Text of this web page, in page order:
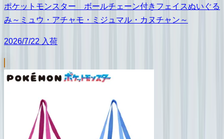
ポケットモンスター ボールチェーン付きフェイスぬいぐる
み～ミュウ・アチャモ・ミジュマル・カヌチャン～
2026/7/22 入荷